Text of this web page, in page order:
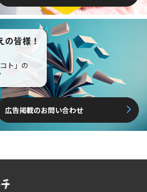
の皆様！
ト」の
広告掲載のお問い合わせ